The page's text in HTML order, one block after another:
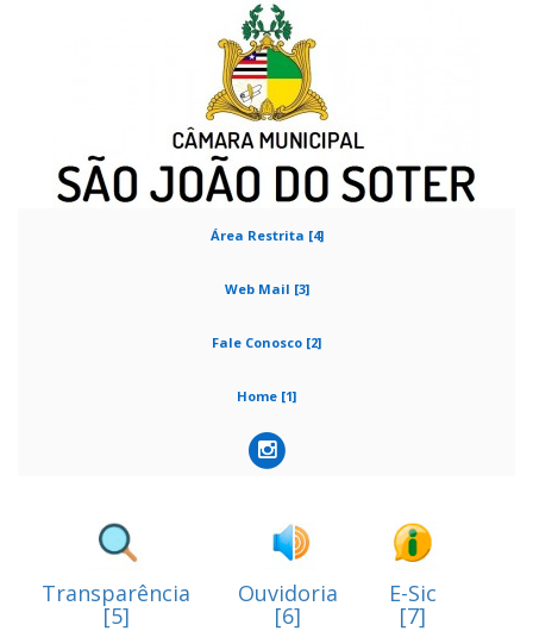
Área Restrita [4]
Web Mail [3]
Fale Conosco [2]
Home [1]
Transparência
[5]
Ouvidoria
[6]
E-Sic
[7]